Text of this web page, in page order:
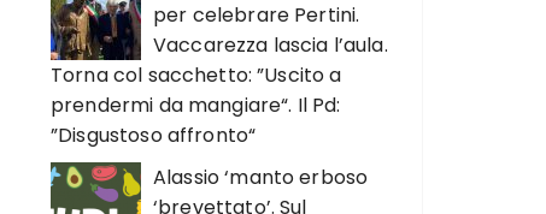
per celebrare Pertini.
Vaccarezza lascia l’aula.
Torna col sacchetto: ”Uscito a
prendermi da mangiare“. Il Pd:
”Disgustoso affronto“
Alassio ‘manto erboso
‘brevettato’. Sul